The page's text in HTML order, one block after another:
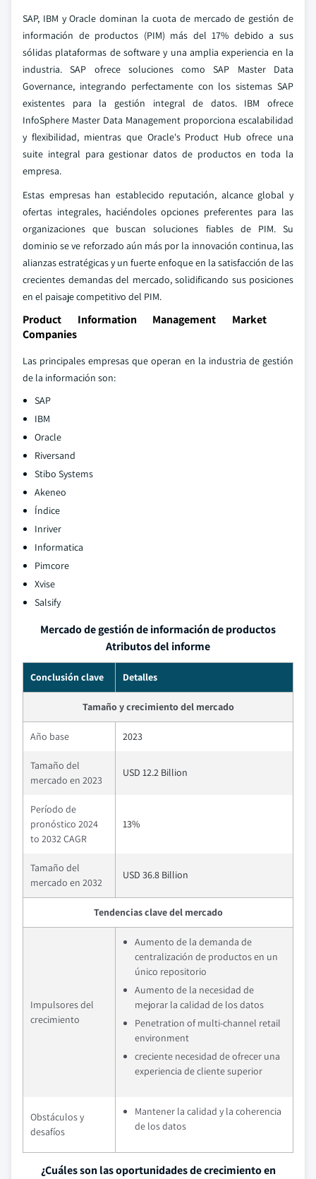
SAP, IBM y Oracle dominan la cuota de mercado de gestión de
información de productos (PIM) más del 17% debido a sus
sólidas plataformas de software y una amplia experiencia en la
industria. SAP ofrece soluciones como SAP Master Data
Governance, integrando perfectamente con los sistemas SAP
existentes para la gestión integral de datos. IBM ofrece
InfoSphere Master Data Management proporciona escalabilidad
y flexibilidad, mientras que Oracle's Product Hub ofrece una
suite integral para gestionar datos de productos en toda la
empresa.
Estas empresas han establecido reputación, alcance global y
ofertas integrales, haciéndoles opciones preferentes para las
organizaciones que buscan soluciones fiables de PIM. Su
dominio se ve reforzado aún más por la innovación continua, las
alianzas estratégicas y un fuerte enfoque en la satisfacción de las
crecientes demandas del mercado, solidificando sus posiciones
en el paisaje competitivo del PIM.
Product Information Management Market
Companies
Las principales empresas que operan en la industria de gestión
de la información son:
SAP
IBM
Oracle
Riversand
Stibo Systems
Akeneo
Índice
Inriver
Informatica
Pimcore
Xvise
Salsify
Mercado de gestión de información de productos
Atributos del informe
Conclusión clave Detalles
Tamaño y crecimiento del mercado
Año base 2023
Tamaño del
mercado en 2023
USD 12.2 Billion
Período de
pronóstico 2024
to 2032 CAGR
13%
Tamaño del
mercado en 2032
USD 36.8 Billion
Tendencias clave del mercado
Impulsores del
crecimiento
Aumento de la demanda de
centralización de productos en un
único repositorio
Aumento de la necesidad de
mejorar la calidad de los datos
Penetration of multi-channel retail
environment
creciente necesidad de ofrecer una
experiencia de cliente superior
Obstáculos y
desafíos
Mantener la calidad y la coherencia
de los datos
¿Cuáles son las oportunidades de crecimiento en